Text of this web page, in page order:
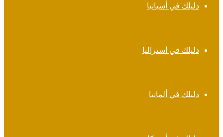
دليلك في أسبانيا
دليلك في أستراليا
دليلك في ألمانيا